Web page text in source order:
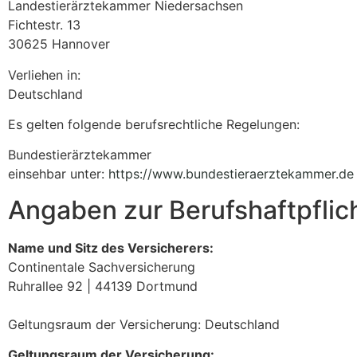
Landestierärztekammer Niedersachsen
Fichtestr. 13
30625 Hannover
Verliehen in:
Deutschland
Es gelten folgende berufsrechtliche Regelungen:
Bundestierärztekammer
einsehbar unter: https://www.bundestieraerztekammer.de
Angaben zur
Name und Sitz des Versicherers:
Continentale Sachversicherung
Ruhrallee 92 | 44139 Dortmund
Geltungsraum der Versicherung: Deutschland